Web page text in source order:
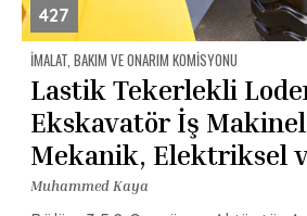
427
İMALAT, BAKIM VE ONARIM KOMISYONU
Lastik Tekerlekli
Ekskavatör İş
Mekanik, Elektriksel
Mekatronik Arızaların
Muhammed Kaya